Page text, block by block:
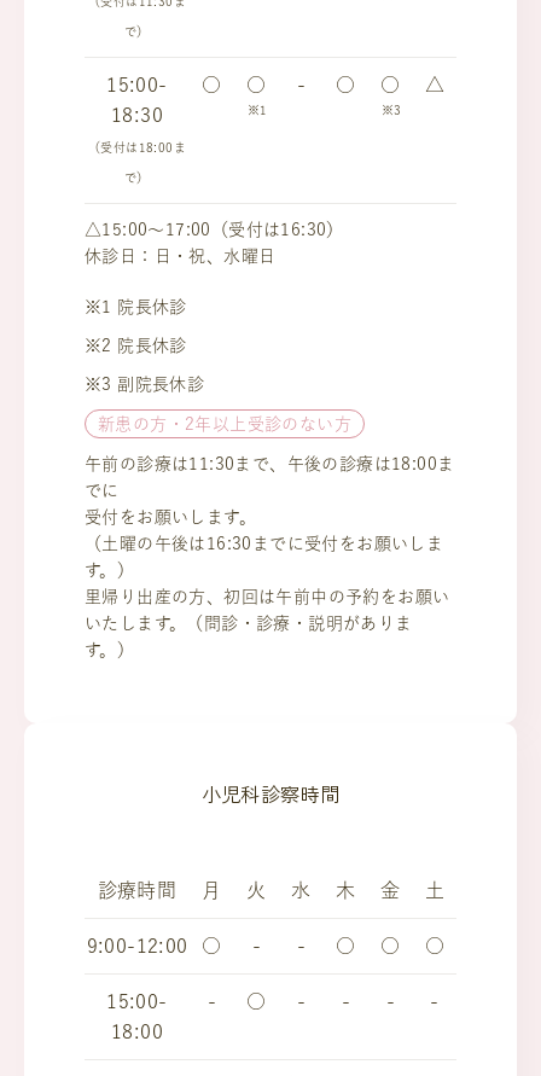
で）
15:00-
18:30
（受付は18:00ま
で）
○ ○
※1
- ○ ○
※3
△
△15:00～17:00（受付は16:30）
休診日：日・祝、水曜日
※1 院長休診
※2 院長休診
※3 副院長休診
新患の方・2年以上受診のない方
午前の診療は11:30まで、午後の診療は18:00ま
でに
受付をお願いします。
（土曜の午後は16:30までに受付をお願いしま
す。）
里帰り出産の方、初回は午前中の予約をお願い
いたします。（問診・診療・説明がありま
す。）
小児科診察時間
診療時間 月 火 水 木 金 土
9:00-12:00 ○ - - ○ ○ ○
15:00-
18:00
- ○ - - - -